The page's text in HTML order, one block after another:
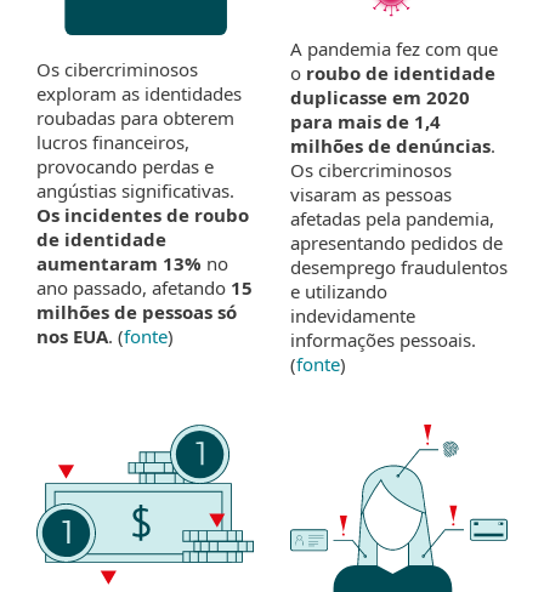
Os cibercriminosos
exploram as identidades
roubadas para obterem
lucros financeiros,
provocando perdas e
angústias significativas.
Os incidentes de roubo
de identidade
aumentaram 13% no
ano passado, afetando 15
milhões de pessoas só
nos EUA. (fonte)
A pandemia fez com que
o roubo de identidade
duplicasse em 2020
para mais de 1,4
milhões de denúncias.
Os cibercriminosos
visaram as pessoas
afetadas pela pandemia,
apresentando pedidos de
desemprego fraudulentos
e utilizando
indevidamente
informações pessoais.
(fonte)